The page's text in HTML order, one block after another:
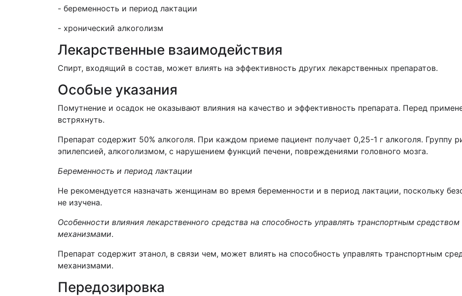
- беременность и период лактации
- хронический алкоголизм
Лекарственные взаимодействия
Спирт, входящий в состав, может влиять на эффективность других лекарственных препаратов.
Особые указания
Помутнение и осадок не оказывают влияния на качество и эффективность препарата. Перед
встряхнуть.
Препарат содержит 50% алкоголя. При каждом приеме пациент получает 0,25-1 г алкоголя. Группу
эпилепсией, алкоголизмом, с нарушением функций печени, повреждениями головного мозга.
Беременность и период лактации
Не рекомендуется назначать женщинам во время беременности и в период лактации, поскольку
не изучена.
Особенности влияния лекарственного средства на способность управлять транспортным
механизмами.
Препарат содержит этанол, в связи чем, может влиять на способность управлять транспортным
механизмами.
Передозировка